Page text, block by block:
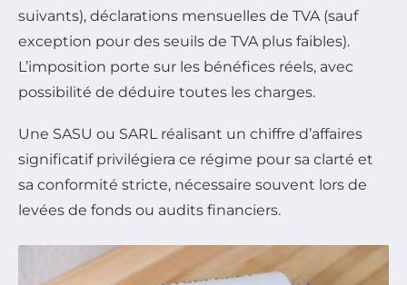
suivants), déclarations mensuelles de TVA (sauf
exception pour des seuils de TVA plus faibles).
L’imposition porte sur les bénéfices réels, avec
possibilité de déduire toutes les charges.
Une SASU ou SARL réalisant un chiffre d’affaires
significatif privilégiera ce régime pour sa clarté et
sa conformité stricte, nécessaire souvent lors de
levées de fonds ou audits financiers.